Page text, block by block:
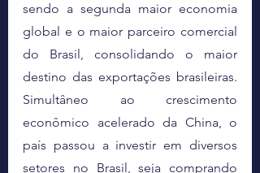
sendo a segunda maior economia
global e o maior parceiro comercial
do Brasil, consolidando o maior
destino das exportações brasileiras.
Simultâneo ao crescimento
econômico acelerado da China, o
país passou a investir em diversos
setores no Brasil, seja comprando